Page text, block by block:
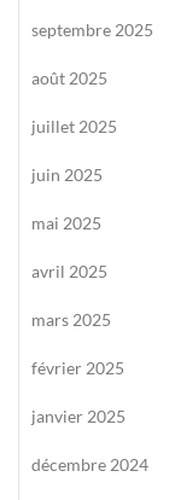
septembre 2025
août 2025
juillet 2025
juin 2025
mai 2025
avril 2025
mars 2025
février 2025
janvier 2025
décembre 2024